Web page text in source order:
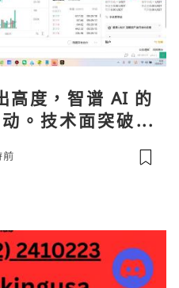
高度，智谱 AI 的
。技术面突破在
目标先看 170，
市潮来临前享受泡
前